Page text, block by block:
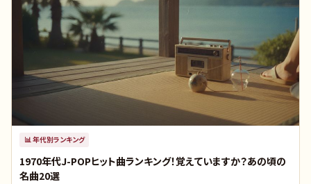
📊年代別ランキング
1970年代J-POPヒット曲ランキング！覚えていますか？あの頃の
名曲20選